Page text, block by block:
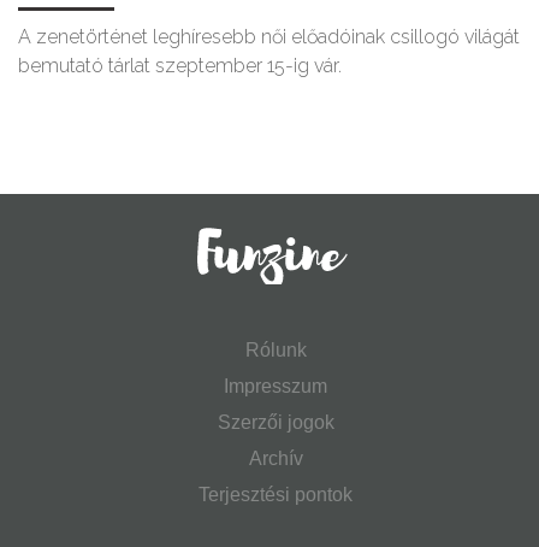
A zenetörténet leghíresebb női előadóinak csillogó világát
bemutató tárlat szeptember 15-ig vár.
Rólunk
Impresszum
Szerzői jogok
Archív
Terjesztési pontok